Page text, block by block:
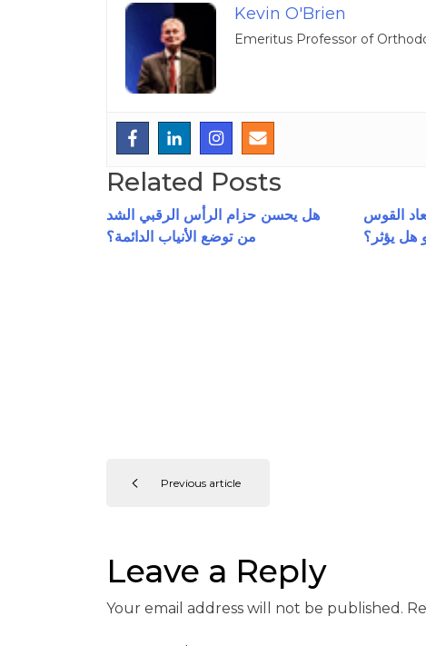
Kevin O'Brien
Emeritus Professor of
Related Posts
هل يحسن حزام الرأس الرقبي الشد
من توضع الأنياب الدائمة؟
القوس
هل يؤثر؟
Previous article
Leave a Reply
Your email address will not be published.